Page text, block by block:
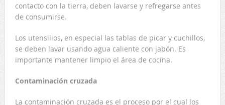
contacto con la tierra, deben lavarse y refregarse antes
de consumirse.
Los utensilios, en especial las tablas de picar y cuchillos,
se deben lavar usando agua caliente con jabón. Es
importante mantener limpio el área de cocina.
Contaminación cruzada
La contaminación cruzada es el proceso por el cual los